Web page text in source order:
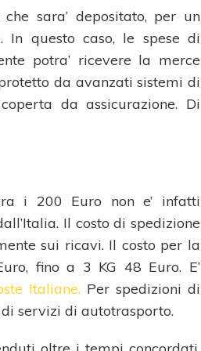
sara’ depositato, per un
In questo caso, le spese di
potra’ ricevere la merce
da avanzati sistemi di
da assicurazione. Di
i 200 Euro non e’ infatti
Il costo di spedizione
sui ricavi. Il costo per la
fino a 3 KG 48 Euro. E’
Italiane. Per spedizioni di
servizi di autotrasporto.